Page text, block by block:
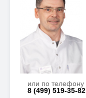
или по телефону
8 (499) 519-35-82